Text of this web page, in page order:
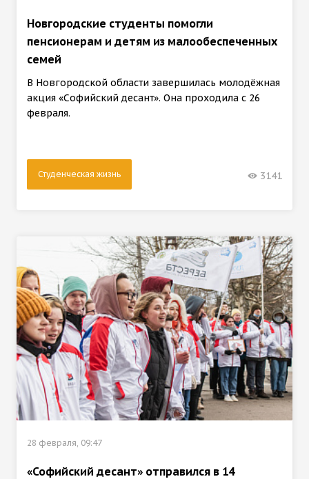
Новгородские студенты помогли
пенсионерам и детям из малообеспеченных
семей
В Новгородской области завершилась молодёжная
акция «Софийский десант». Она проходила с 26
февраля.
Студенческая жизнь 3141
28 февраля, 09:47
«Софийский десант» отправился в 14